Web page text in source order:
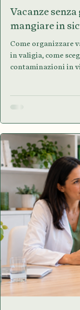
Vacanze
mangiare in
Come organizzare
contaminazioni in
PATRIZIA
5 giorni fa
Tempo